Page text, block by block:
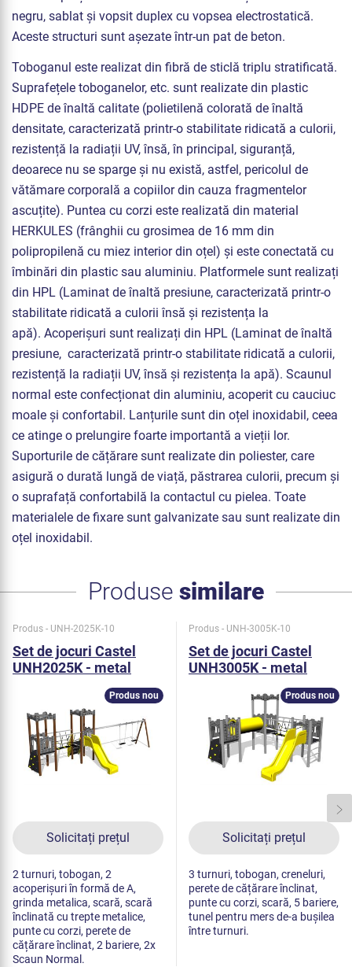
negru, sablat și vopsit duplex cu vopsea electrostatică.
Aceste structuri sunt așezate într-un pat de beton.
Toboganul este realizat din fibră de sticlă triplu stratificată.
Suprafețele toboganelor, etc. sunt realizate din plastic
HDPE de înaltă calitate (polietilenă colorată de înaltă
densitate, caracterizată printr-o stabilitate ridicată a culorii,
rezistență la radiații UV, însă, în principal, siguranță,
deoarece nu se sparge și nu există, astfel, pericolul de
vătămare corporală a copiilor din cauza fragmentelor
ascuțite). Puntea cu corzi este realizată din material
HERKULES (frânghii cu grosimea de 16 mm din
polipropilenă cu miez interior din oțel) și este conectată cu
îmbinări din plastic sau aluminiu. Platformele sunt realizați
din HPL (Laminat de înaltă presiune, caracterizată printr-o
stabilitate ridicată a culorii însă și rezistența la
apă). Acoperișuri sunt realizați din HPL (Laminat de înaltă
presiune, caracterizată printr-o stabilitate ridicată a culorii,
rezistență la radiații UV, însă și rezistența la apă). Scaunul
normal este confecționat din aluminiu, acoperit cu cauciuc
moale și confortabil. Lanțurile sunt din oțel inoxidabil, ceea
ce atinge o prelungire foarte importantă a vieții lor.
Suporturile de cățărare sunt realizate din poliester, care
asigură o durată lungă de viață, păstrarea culorii, precum și
o suprafață confortabilă la contactul cu pielea. Toate
materialele de fixare sunt galvanizate sau sunt realizate din
oțel inoxidabil.
Produse similare
Produs - UNH-2025K-10
Set de jocuri Castel
UNH2025K - metal
Solicitați prețul
Produs nou
2 turnuri, tobogan, 2
acoperișuri în formă de A,
grinda metalica, scară, scară
înclinată cu trepte metalice,
punte cu corzi, perete de
cățărare înclinat, 2 bariere, 2x
Scaun Normal.
Produs - UNH-3005K-10
Set de jocuri Castel
UNH3005K - metal
Solicitați prețul
Produs nou
3 turnuri, tobogan, creneluri,
perete de cățărare înclinat,
punte cu corzi, scară, 5 bariere,
tunel pentru mers de-a bușilea
între turnuri.